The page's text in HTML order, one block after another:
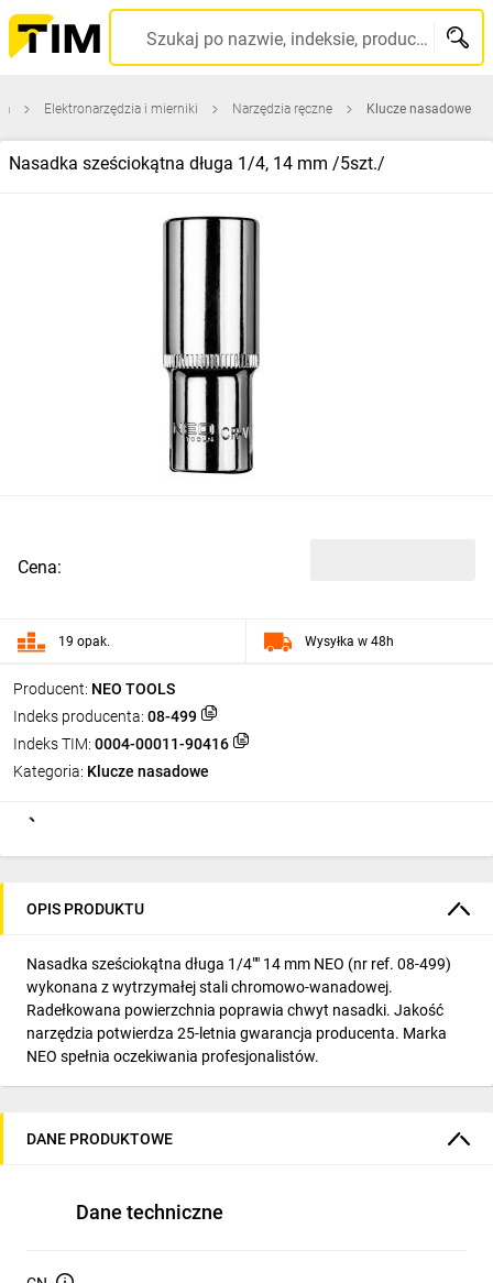
Szukaj po nazwie, indeksie, producencie, kodzie kreskowym...
Elektronarzędzia i mierniki Narzędzia ręczne Klucze nasadowe
Nasadka sześciokątna długa 1/4, 14 mm /5szt./
Producent: NEO TOOLS
Indeks producenta: 08-499
Indeks TIM: 0004-00011-90416
Kategoria: Klucze nasadowe
Cena:
19 opak. Wysyłka w 48h
OPIS PRODUKTU
Nasadka sześciokątna długa 1/4"" 14 mm NEO (nr ref. 08-499)
wykonana z wytrzymałej stali chromowo-wanadowej.
Radełkowana powierzchnia poprawia chwyt nasadki. Jakość
narzędzia potwierdza 25-letnia gwarancja producenta. Marka
NEO spełnia oczekiwania profesjonalistów.
DANE PRODUKTOWE
Dane techniczne